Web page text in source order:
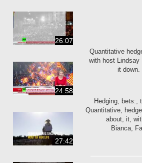
Quantitative
with host Lindsay
it down.
Hedging, bets:,
Quantitative,
about, it,
Bianca,
26:07
24:58
27:42